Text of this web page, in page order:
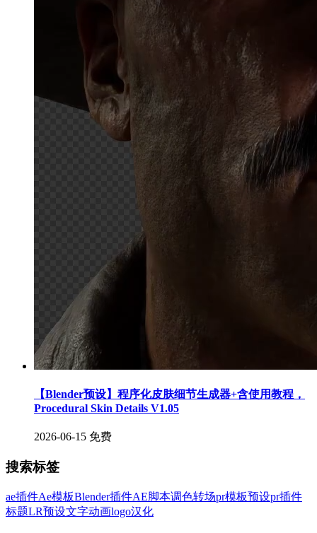
【Blender预设】程序化皮肤细节生成器+含使用教程，
Procedural Skin Details V1.05
2026-06-15 免费
搜索标签
ae插件Ae模板Blender插件AE脚本调色转场pr模板预设pr插件
标题LR预设文字动画logo汉化